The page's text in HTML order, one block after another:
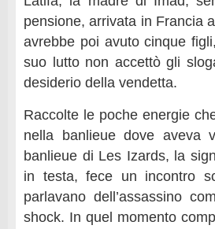
pensione, arrivata in Francia
avrebbe poi avuto cinque
suo lutto non accettò gli
desiderio della vendetta.
Raccolte le poche energie
nella banlieue dove aveva
banlieue di Les Izards, la
in testa, fece un incontro
parlavano dell’assassino
shock. In quel momento